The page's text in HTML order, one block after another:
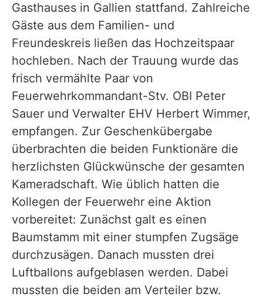
Gasthauses in Gallien stattfand. Zahlreiche
Gäste aus dem Familien- und
Freundeskreis ließen das Hochzeitspaar
hochleben. Nach der Trauung wurde das
frisch vermählte Paar von
Feuerwehrkommandant-Stv. OBI Peter
Sauer und Verwalter EHV Herbert Wimmer,
empfangen. Zur Geschenkübergabe
überbrachten die beiden Funktionäre die
herzlichsten Glückwünsche der gesamten
Kameradschaft. Wie üblich hatten die
Kollegen der Feuerwehr eine Aktion
vorbereitet: Zunächst galt es einen
Baumstamm mit einer stumpfen Zugsäge
durchzusägen. Danach mussten drei
Luftballons aufgeblasen werden. Dabei
mussten die beiden am Verteiler bzw.